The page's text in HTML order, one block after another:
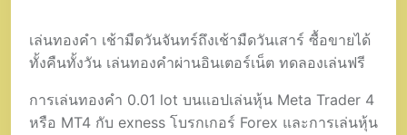
เล่นทองคำ เช้ามืดวันจันทร์ถึงเช้ามืดวันเสาร์ ซื้อขายได้
ทั้งคืนทั้งวัน เล่นทองคำผ่านอินเตอร์เน็ต ทดลองเล่นฟรี
การเล่นทองคำ 0.01 lot บนแอปเล่นหุ้น Meta Trader 4
หรือ MT4 กับ exness โบรกเกอร์ Forex และการเล่นหุ้น